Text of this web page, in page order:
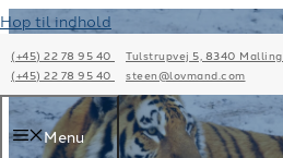
Hop til indhold
(+45) 22 78 95 40 Tulstrupvej 5, 8340 Malling
(+45) 22 78 95 40
steen@lovmand.com
Menu